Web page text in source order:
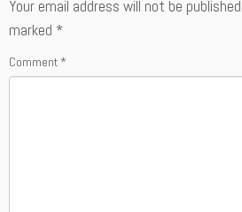
Your email address will not be published.
marked *
Comment *